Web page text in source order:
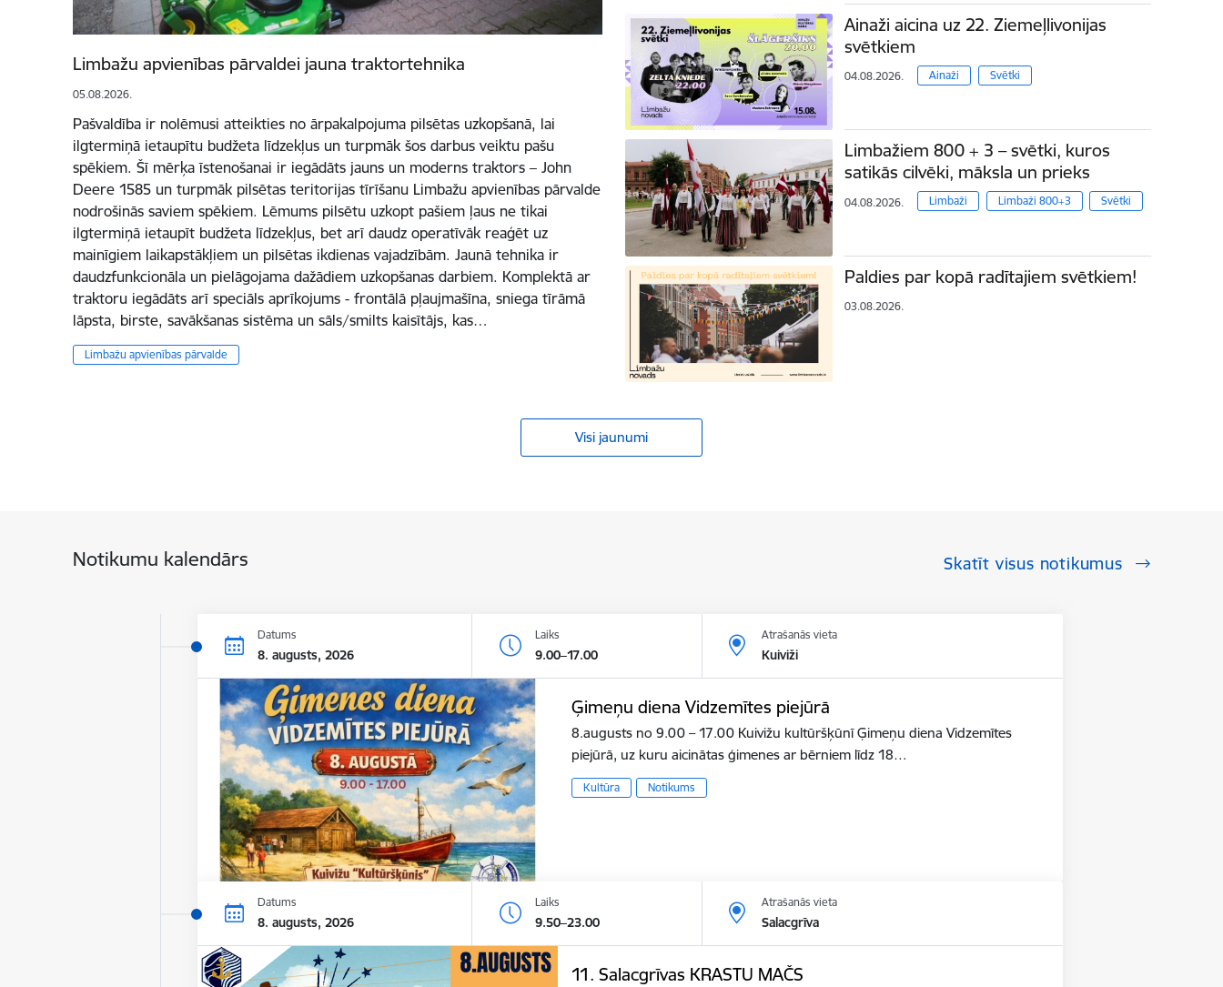
Limbažu apvienības pārvaldei jauna traktortehnika
05.08.2026.
Pašvaldība ir nolēmusi atteikties no ārpakalpojuma pilsētas uzkopšanā, lai
ilgtermiņā ietaupītu budžeta līdzekļus un turpmāk šos darbus veiktu pašu
spēkiem. Šī mērķa īstenošanai ir iegādāts jauns un moderns traktors – John
Deere 1585 un turpmāk pilsētas teritorijas tīrīšanu Limbažu apvienības pārvalde
nodrošinās saviem spēkiem. Lēmums pilsētu uzkopt pašiem ļaus ne tikai
ilgtermiņā ietaupīt budžeta līdzekļus, bet arī daudz operatīvāk reaģēt uz
mainīgiem laikapstākļiem un pilsētas ikdienas vajadzībām. Jaunā tehnika ir
daudzfunkcionāla un pielāgojama dažādiem uzkopšanas darbiem. Komplektā ar
traktoru iegādāts arī speciāls aprīkojums - frontālā pļaujmašīna, sniega tīrāmā
lāpsta, birste, savākšanas sistēma un sāls/smilts kaisītājs, kas…
Limbažu apvienības pārvalde
Ainaži aicina uz 22. Ziemeļlivonijas
svētkiem
04.08.2026. Ainaži Svētki
Limbažiem 800 + 3 – svētki, kuros
satikās cilvēki, māksla un prieks
04.08.2026. Limbaži Limbaži 800+3 Svētki
Paldies par kopā radītajiem svētkiem!
03.08.2026.
Visi jaunumi
Notikumu kalendārs Skatīt visus notikumus
Datums
8. augusts, 2026
Laiks
9.00–17.00
Atrašanās vieta
Kuiviži
Ģimeņu diena Vidzemītes piejūrā
8.augusts no 9.00 – 17.00 Kuivižu kultūršķūnī Ģimeņu diena Vidzemītes
piejūrā, uz kuru aicinātas ģimenes ar bērniem līdz 18…
Kultūra Notikums
Datums
8. augusts, 2026
Laiks
9.50–23.00
Atrašanās vieta
Salacgrīva
11. Salacgrīvas KRASTU MAČS